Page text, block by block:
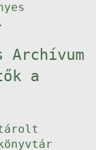
Archívum
a
tárolt